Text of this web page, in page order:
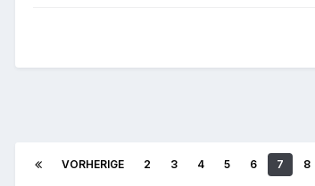
VORHERIGE 2 3 4 5 6 7 8